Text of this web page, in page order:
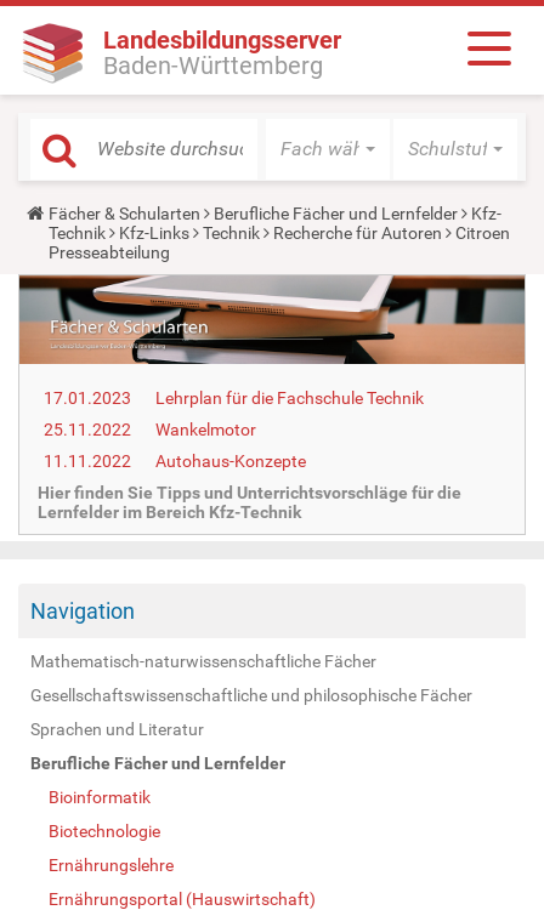
Landesbildungsserver
Baden-Württemberg
Fach wählen Schulstufe
Y
o
u
a
r
h
e
r
:
Fächer & Schularten Berufliche Fächer und Lernfelder
Kfz-
Technik
Kfz-Links Technik Recherche für Autoren
Citroen
Presseabteilung
17.01.2023
Lehrplan für die Fachschule Technik
25.11.2022
Wankelmotor
11.11.2022
Autohaus-Konzepte
Hier finden Sie Tipps und Unterrichtsvorschläge für die
Lernfelder im Bereich Kfz-Technik
Navigation
Mathematisch-naturwissenschaftliche Fächer
Gesellschaftswissenschaftliche und philosophische Fächer
Sprachen und Literatur
Berufliche Fächer und Lernfelder
Bioinformatik
Biotechnologie
Ernährungslehre
Ernährungsportal (Hauswirtschaft)